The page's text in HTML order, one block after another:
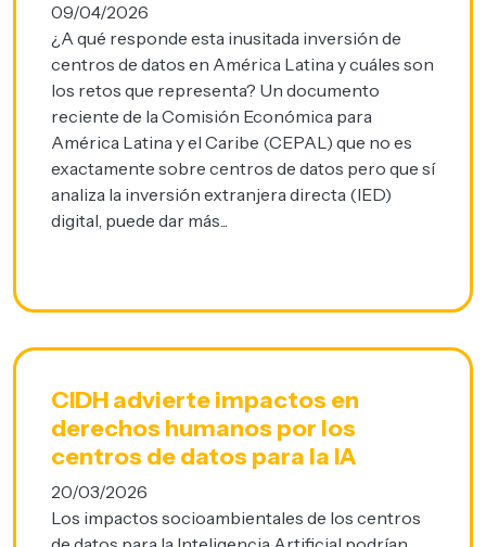
09/04/2026
¿A qué responde esta inusitada inversión de
centros de datos en América Latina y cuáles son
los retos que representa? Un documento
reciente de la Comisión Económica para
América Latina y el Caribe (CEPAL) que no es
exactamente sobre centros de datos pero que sí
analiza la inversión extranjera directa (IED)
digital, puede dar más...
CIDH advierte impactos en
derechos humanos por los
centros de datos para la IA
20/03/2026
Los impactos socioambientales de los centros